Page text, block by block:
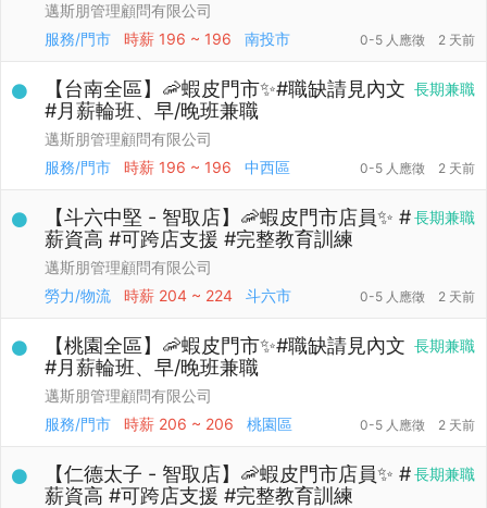
邁斯朋管理顧問有限公司
服務/門市
時薪 196 ~ 196 南投市 0-5 人應徵 2 天前
長期兼職
【台南全區】🦐蝦皮門市✨#職缺請見內文
#月薪輪班、早/晚班兼職
邁斯朋管理顧問有限公司
服務/門市
時薪 196 ~ 196 中西區 0-5 人應徵 2 天前
長期兼職
【斗六中堅 - 智取店】🦐蝦皮門市店員✨ #
薪資高 #可跨店支援 #完整教育訓練
邁斯朋管理顧問有限公司
勞力/物流
時薪 204 ~ 224 斗六市 0-5 人應徵 2 天前
長期兼職
【桃園全區】🦐蝦皮門市✨#職缺請見內文
#月薪輪班、早/晚班兼職
邁斯朋管理顧問有限公司
服務/門市
時薪 206 ~ 206 桃園區 0-5 人應徵 2 天前
長期兼職
【仁德太子 - 智取店】🦐蝦皮門市店員✨ #
薪資高 #可跨店支援 #完整教育訓練